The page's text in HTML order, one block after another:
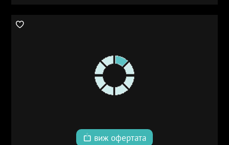
виж офертата